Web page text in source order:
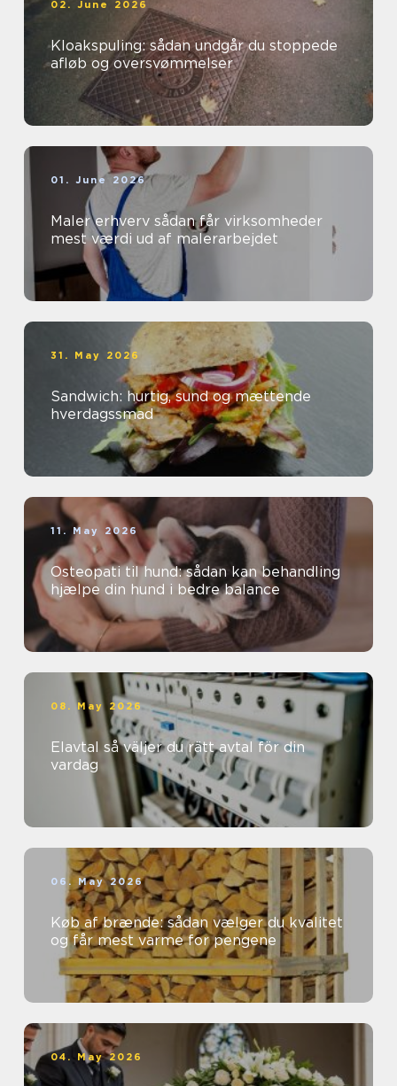
02. June 2026
Kloakspuling: sådan undgår du stoppede
afløb og oversvømmelser
01. June 2026
Maler erhverv sådan får virksomheder
mest værdi ud af malerarbejdet
31. May 2026
Sandwich: hurtig, sund og mættende
hverdagssmad
11. May 2026
Osteopati til hund: sådan kan behandling
hjælpe din hund i bedre balance
08. May 2026
Elavtal så väljer du rätt avtal för din
vardag
06. May 2026
Køb af brænde: sådan vælger du kvalitet
og får mest varme for pengene
04. May 2026